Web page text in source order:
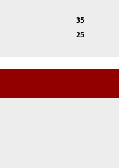
35
25